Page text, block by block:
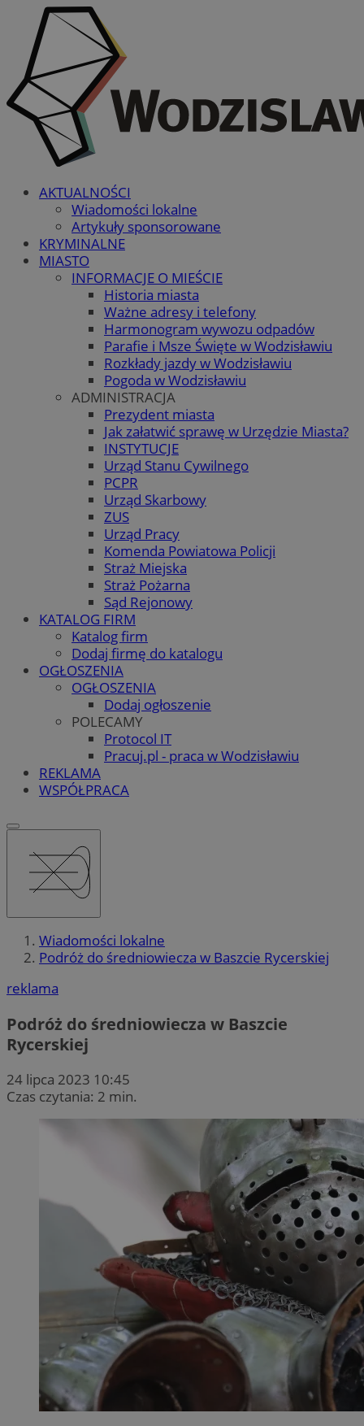
AKTUALNOŚCI
Wiadomości lokalne
Artykuły sponsorowane
KRYMINALNE
MIASTO
INFORMACJE O MIEŚCIE
Historia miasta
Ważne adresy i telefony
Harmonogram wywozu odpadów
Parafie i Msze Święte w Wodzisławiu
Rozkłady jazdy w Wodzisławiu
Pogoda w Wodzisławiu
ADMINISTRACJA
Prezydent miasta
Jak załatwić sprawę w Urzędzie Miasta?
INSTYTUCJE
Urząd Stanu Cywilnego
PCPR
Urząd Skarbowy
ZUS
Urząd Pracy
Komenda Powiatowa Policji
Straż Miejska
Straż Pożarna
Sąd Rejonowy
KATALOG FIRM
Katalog firm
Dodaj firmę do katalogu
OGŁOSZENIA
OGŁOSZENIA
Dodaj ogłoszenie
POLECAMY
Protocol IT
Pracuj.pl - praca w Wodzisławiu
REKLAMA
WSPÓŁPRACA
Wiadomości lokalne
Podróż do średniowiecza w Baszcie Rycerskiej
reklama
Podróż do średniowiecza w Baszcie
Rycerskiej
24 lipca 2023 10:45
Czas czytania: 2 min.